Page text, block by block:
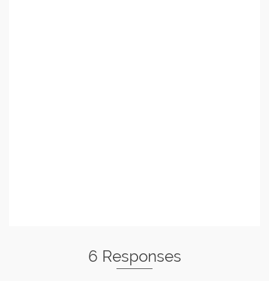
6 Responses